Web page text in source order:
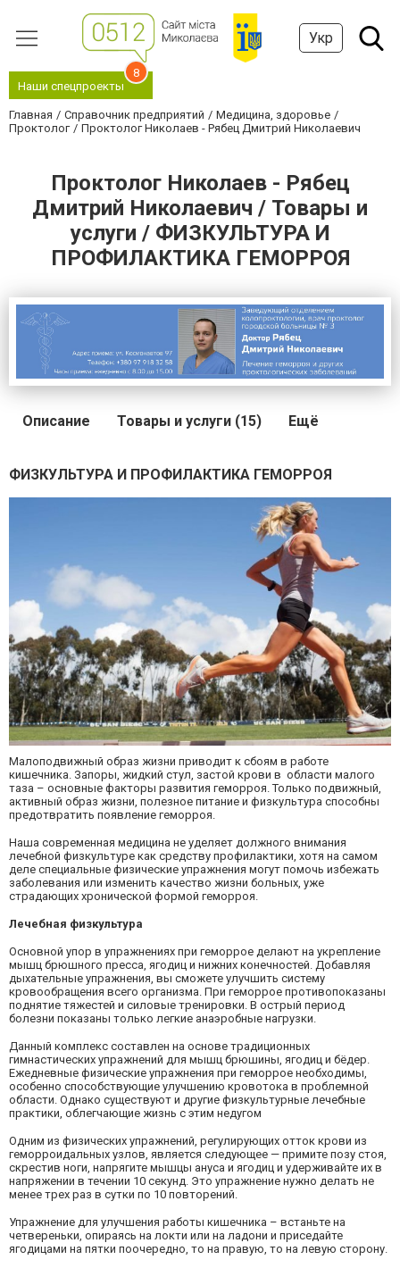
Укр
Наши спецпроекты
8
Главная Справочник предприятий
Медицина, здоровье
Проктолог
Проктолог Николаев - Рябец Дмитрий Николаевич
Проктолог Николаев - Рябец
Дмитрий Николаевич / Товары и
услуги / ФИЗКУЛЬТУРА И
ПРОФИЛАКТИКА ГЕМОРРОЯ
Описание Товары и услуги (15) Ещё
ФИЗКУЛЬТУРА И ПРОФИЛАКТИКА ГЕМОРРОЯ
Малоподвижный образ жизни приводит к сбоям в работе
кишечника. Запоры, жидкий стул, застой крови в области малого
таза – основные факторы развития геморроя. Только подвижный,
активный образ жизни, полезное питание и физкультура способны
предотвратить появление геморроя.
Наша современная медицина не уделяет должного внимания
лечебной физкультуре как средству профилактики, хотя на самом
деле специальные физические упражнения могут помочь избежать
заболевания или изменить качество жизни больных, уже
страдающих хронической формой геморроя.
Лечебная физкультура
Основной упор в упражнениях при геморрое делают на укрепление
мышц брюшного пресса, ягодиц и нижних конечностей. Добавляя
дыхательные упражнения, вы сможете улучшить систему
кровообращения всего организма. При геморрое противопоказаны
поднятие тяжестей и силовые тренировки. В острый период
болезни показаны только легкие анаэробные нагрузки.
Данный комплекс составлен на основе традиционных
гимнастических упражнений для мышц брюшины, ягодиц и бёдер.
Ежедневные физические упражнения при геморрое необходимы,
особенно способствующие улучшению кровотока в проблемной
области. Однако существуют и другие физкультурные лечебные
практики, облегчающие жизнь с этим недугом
Одним из физических упражнений, регулирующих отток крови из
геморроидальных узлов, является следующее — примите позу стоя,
скрестив ноги, напрягите мышцы ануса и ягодиц и удерживайте их в
напряжении в течении 10 секунд. Это упражнение нужно делать не
менее трех раз в сутки по 10 повторений.
Упражнение для улучшения работы кишечника – встаньте на
четвереньки, опираясь на локти или на ладони и приседайте
ягодицами на пятки поочередно, то на правую, то на левую сторону.